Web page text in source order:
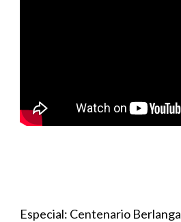
Especial: Centenario Berlanga